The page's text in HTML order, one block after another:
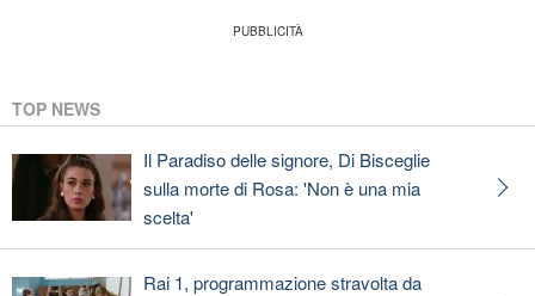
TOP NEWS
Il Paradiso delle signore, Di Bisceglie
sulla morte di Rosa: 'Non è una mia
scelta'
Rai 1, programmazione stravolta da